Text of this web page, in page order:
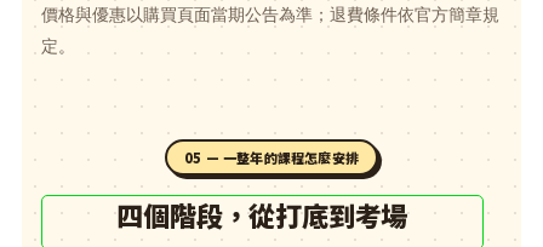
價格與優惠以購買頁面當期公告為準；退費條件依官方簡章規
定。
05 — 一整年的課程怎麼安排
四個階段，從打底到考場